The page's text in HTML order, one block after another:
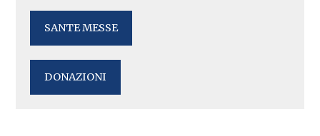
SANTE MESSE
DONAZIONI